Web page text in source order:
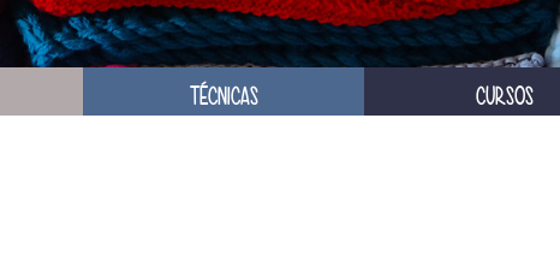
TÉCNICAS CURSOS